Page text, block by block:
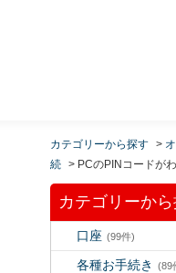
カテゴリーから探す >
続
> PCのPINコードが
カテゴリーか
口座 (99件)
各種お手続き (89